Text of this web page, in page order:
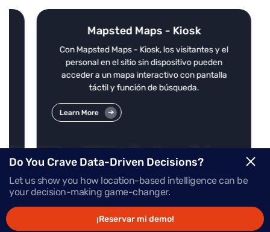
Mapsted Maps - Kiosk
Con Mapsted Maps - Kiosk, los visitantes y el
personal en el sitio sin dispositivo pueden
acceder a un mapa interactivo con pantalla
táctil y función de búsqueda.
Learn More
Do You Crave Data-Driven Decisions?
Let us show you how location-based intelligence can be
your decision-making game-changer.
¡Reservar mi demo!